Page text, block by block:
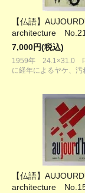
【仏語】
architecture
7,000円(税込)
1959年 24.1×31.0
に経年によるヤケ、汚
【仏語】
architecture